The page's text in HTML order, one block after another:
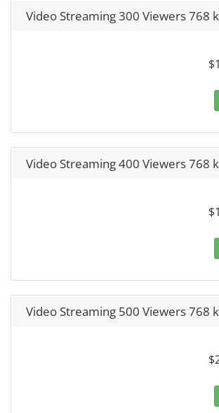
Video Streaming 300 Viewers 768
Video Streaming 400 Viewers 768
Video Streaming 500 Viewers 768